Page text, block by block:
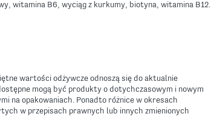
witamina B6, wyciąg z kurkumy, biotyna, witamina B12.
wartości odżywcze odnoszą się do aktualnie
mogą być produkty o dotychczasowym i nowym
na opakowaniach. Ponadto różnice w okresach
w przepisach prawnych lub innych zmienionych